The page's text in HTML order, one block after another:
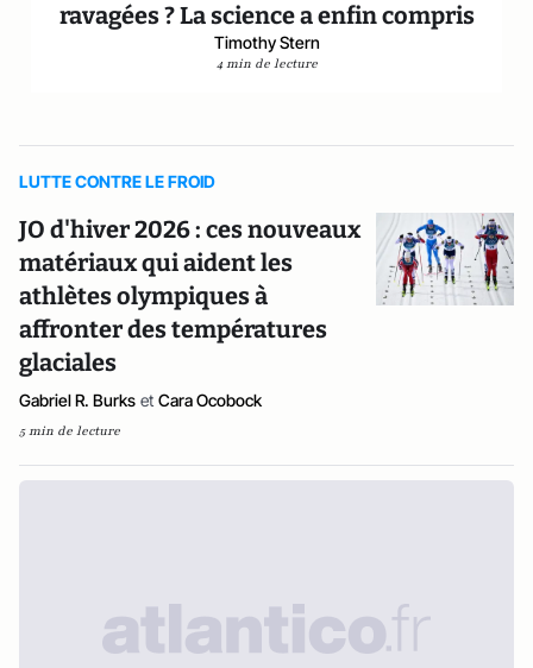
ravagées ? La science a enfin compris
Timothy Stern
4 min de lecture
LUTTE CONTRE LE FROID
JO d'hiver 2026 : ces nouveaux
matériaux qui aident les
athlètes olympiques à
affronter des températures
glaciales
Gabriel R. Burks et Cara Ocobock
5 min de lecture